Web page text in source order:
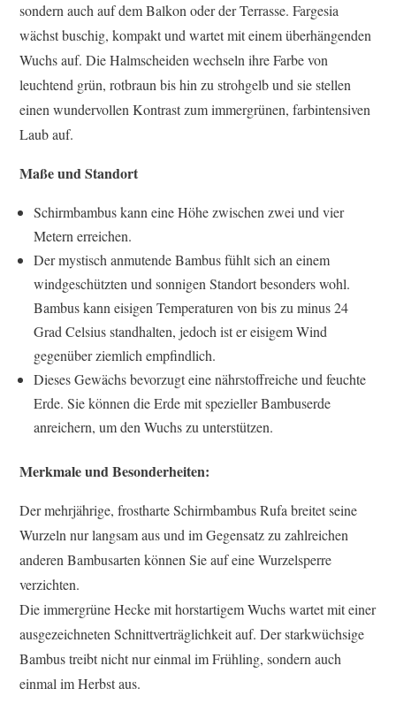
sondern auch auf dem Balkon oder der Terrasse. Fargesia
wächst buschig, kompakt und wartet mit einem überhängenden
Wuchs auf. Die Halmscheiden wechseln ihre Farbe von
leuchtend grün, rotbraun bis hin zu strohgelb und sie stellen
einen wundervollen Kontrast zum immergrünen, farbintensiven
Laub auf.
Maße und Standort
Schirmbambus kann eine Höhe zwischen zwei und vier
Metern erreichen.
Der mystisch anmutende Bambus fühlt sich an einem
windgeschützten und sonnigen Standort besonders wohl.
Bambus kann eisigen Temperaturen von bis zu minus 24
Grad Celsius standhalten, jedoch ist er eisigem Wind
gegenüber ziemlich empfindlich.
Dieses Gewächs bevorzugt eine nährstoffreiche und feuchte
Erde. Sie können die Erde mit spezieller Bambuserde
anreichern, um den Wuchs zu unterstützen.
Merkmale und Besonderheiten:
Der mehrjährige, frostharte Schirmbambus Rufa breitet seine
Wurzeln nur langsam aus und im Gegensatz zu zahlreichen
anderen Bambusarten können Sie auf eine Wurzelsperre
verzichten.
Die immergrüne Hecke mit horstartigem Wuchs wartet mit einer
ausgezeichneten Schnittverträglichkeit auf. Der starkwüchsige
Bambus treibt nicht nur einmal im Frühling, sondern auch
einmal im Herbst aus.